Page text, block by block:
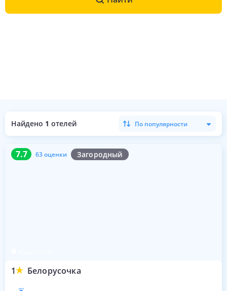
Найдено 1 отелей По популярности
7.7 63 оценки Загородный
1 Белорусочка
7.7 63 оценки